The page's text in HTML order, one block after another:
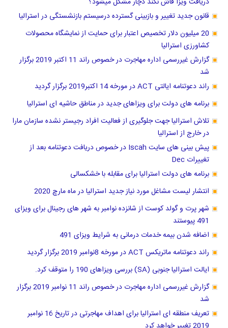
قانون جدید تغییر و بازبینی گسترده درسیستم بازنشستگی در استرالیا
20 میلیون دلار تخصیص اعتبار برای حمایت از نمایشگاه محصولات
کشاورزی استرالیا
گزارش غیررسمی اداره مهاجرت در خصوص راند 11 اکتبر 2019 برگزار
شد
راند دعوتنامه ایالتی ACT در مورخه 14 اکتبر2019 برگزار گردید
برنامه های دولت برای ویزاهای جدید در مناطق حاشیه ای استرالیا
تلاش استرالیا جهت جلوگیری از فعالیت افراد رجیستر نشده سازمان مارا
در خارج از استرالیا
پیش بینی های سایت Iscah در خصوص دریافت دعوتنامه بعد از
تغییرات Dec
برنامه های دولت استرالیا برای مقابله با خشکسالی
انتشار لیست مشاغل مورد نیاز جدید استرالیا در ماه مارچ 2020
شهر پرت و گولد کوست از شانزده نوامبر به شهر های رجینال برای ویزای
491 پیوستند
اضافه شدن بیمه خدمات درمانی به شرایط ویزای 491
راند دعوتنامه ماتریکس ACT در مورخه 8نوامبر 2019 برگزار گردید
ایالت استرالیا جنوبی (SA) بررسی ویزاهای 190 را متوقف کرد.
گزارش غیررسمی اداره مهاجرت در خصوص راند 11 نوامبر 2019 برگزار
شد
تعریف منطقه ای استرالیا برای اهداف مهاجرتی در تاریخ 16 نوامبر
2019 تغییر خواهد کرد